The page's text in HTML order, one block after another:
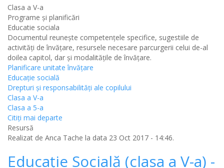
Clasa a V-a
Programe și planificări
Educatie sociala
Documentul reunește competențele specifice, sugestiile de
activități de învățare, resursele necesare parcurgerii celui de-al
doilea capitol, dar și modalitățile de învățare.
Planificare unitate învățare
Educație socială
Drepturi și responsabilități ale copilului
Clasa a V-a
Clasa a 5-a
Citiţi mai departe
Resursă
Realizat de Anca Tache la data 23 Oct 2017 - 14:46.
Educație Socială (clasa a V-a) -